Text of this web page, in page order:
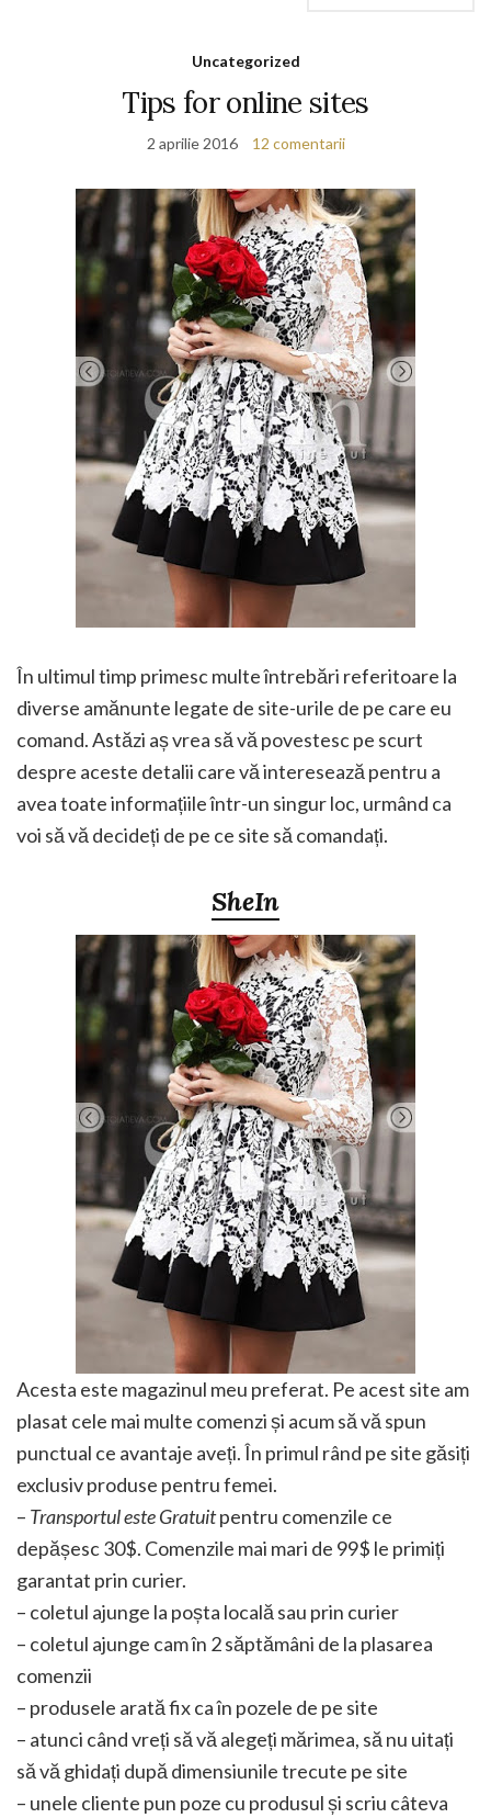
Uncategorized
Tips for online sites
2 aprilie 2016 12 comentarii
În ultimul timp primesc multe întrebări referitoare la
diverse amănunte legate de site-urile de pe care eu
comand. Astăzi aș vrea să vă povestesc pe scurt
despre aceste detalii care vă interesează pentru a
avea toate informațiile într-un singur loc, urmând ca
voi să vă decideți de pe ce site să comandați.
SheIn
Acesta este magazinul meu preferat. Pe acest site am
plasat cele mai multe comenzi și acum să vă spun
punctual ce avantaje aveți. În primul rând pe site găsiți
exclusiv produse pentru femei.
– Transportul este Gratuitpentru comenzile ce
depășesc 30$. Comenzile mai mari de 99$ le primiți
garantat prin curier.
– coletul ajunge la poșta locală sau prin curier
– coletul ajunge cam în 2 săptămâni de la plasarea
comenzii
– produsele arată fix ca în pozele de pe site
– atunci când vreți să vă alegeți mărimea, să nu uitați
să vă ghidați după dimensiunile trecute pe site
– unele cliente pun poze cu produsul și scriu câteva